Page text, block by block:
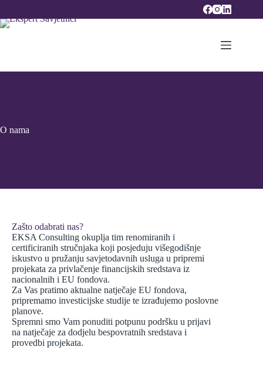
content
O nama
Zašto odabrati nas?
EKSA Consulting okuplja tim renomiranih i
certificiranih stručnjaka koji posjeduju višegodišnje
iskustvo u pružanju savjetodavnih usluga u pripremi
projekata za privlačenje financijskih sredstava iz
nacionalnih i EU fondova.
Za Vas pratimo aktualne natječaje EU fondova,
pripremamo investicijske studije te izrađujemo poslovne
planove.
Spremni smo Vam ponuditi potpunu podršku u prijavi
na natječaje za dodjelu bespovratnih sredstava i
provedbi projekata.